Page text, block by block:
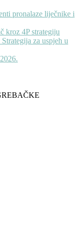
pronalaze liječnike i
kroz 4P strategiju
za uspjeh u